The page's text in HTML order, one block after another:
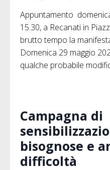
Appuntamento
15.30, a Recanati in
brutto tempo la
Domenica 29 maggio
qualche probabile
Campagna di
bisognose e
difficoltà